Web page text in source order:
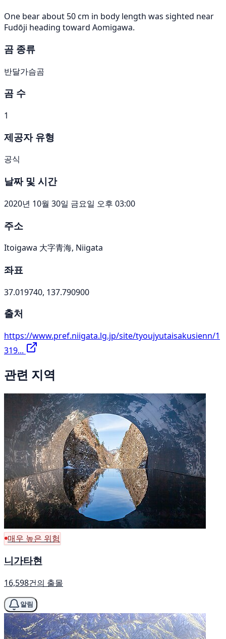
One bear about 50 cm in body length was sighted near
Fudōji heading toward Aomigawa.
곰 종류
반달가슴곰
곰 수
1
제공자 유형
공식
날짜 및 시간
2020년 10월 30일 금요일 오후 03:00
주소
Itoigawa 大字青海, Niigata
좌표
37.019740, 137.790900
출처
https://www.pref.niigata.lg.jp/site/tyoujyutaisakusienn/1
319...
관련 지역
매우 높은 위험
니가타현
16,598건의 출몰
알림